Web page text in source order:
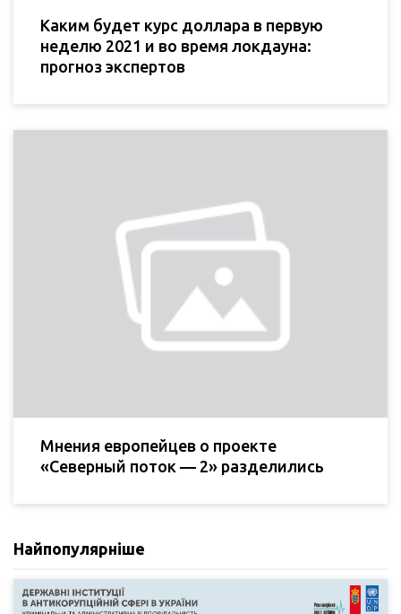
Каким будет курс доллара в первую
неделю 2021 и во время локдауна:
прогноз экспертов
Мнения европейцев о проекте
«Северный поток — 2» разделились
Найпопулярніше